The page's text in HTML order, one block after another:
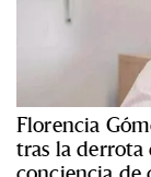
Florencia
tras la derrota